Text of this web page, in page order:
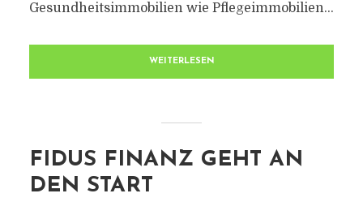
Gesundheitsimmobilien wie Pflegeimmobilien...
WEITERLESEN
FIDUS FINANZ GEHT AN
DEN START